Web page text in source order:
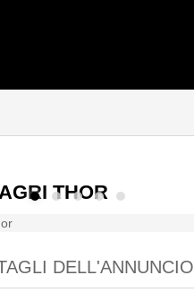
THOR
DELL'ANNUNCIO